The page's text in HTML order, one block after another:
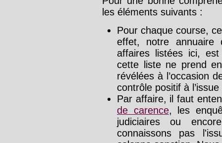
les éléments suivants :
Pour chaque course,
effet, notre annuaire
affaires listées ici,
cette liste ne prend
révélées à l’occasion
contrôle positif à
Par affaire, il faut
de carence, les
judiciaires ou
connaissons pas